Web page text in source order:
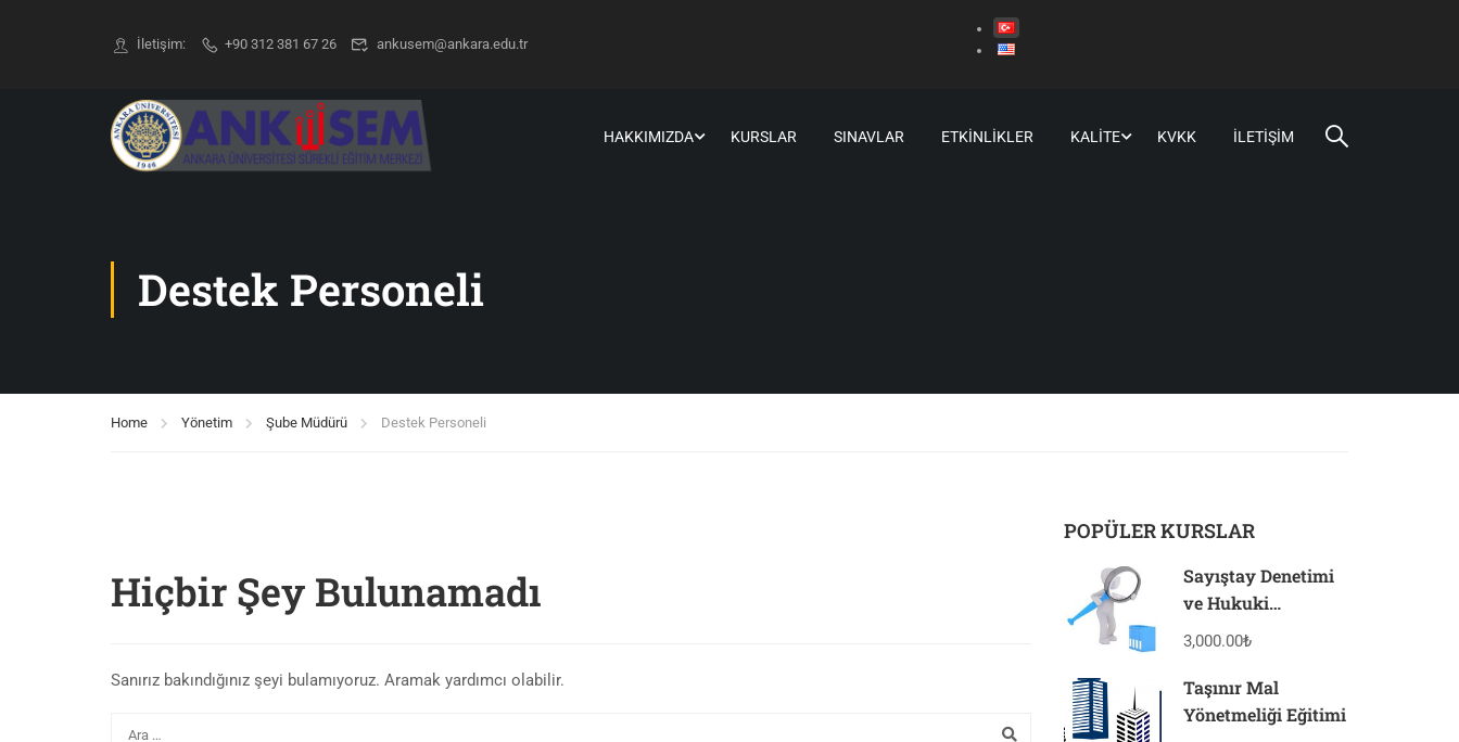
İletişim: +90 312 381 67 26 ankusem@ankara.edu.tr
HAKKIMIZDA KURSLAR SINAVLAR ETKINLIKLER KALITE KVKK İLETIŞIM
Destek Personeli
Home Yönetim Şube Müdürü Destek Personeli
Hiçbir Şey Bulunamadı
Sanırız bakındığınız şeyi bulamıyoruz. Aramak yardımcı olabilir.
POPÜLER KURSLAR
Sayıştay Denetimi
ve Hukuki
Sonuçları Eğitimi
3,000.00₺
Taşınır Mal
Yönetmeliği Eğitimi